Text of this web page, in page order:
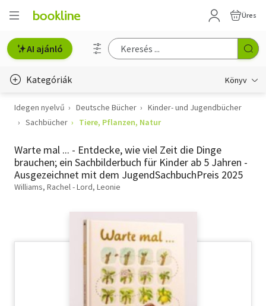
Üres
AI ajánló
Kategóriák Könyv
Életmód, egészség
Gyermek- és ifjúsági
Hobbi, szabadidő
Szótár, nyelvkönyv
Idegen nyelvű Deutsche Bücher
Kinder- und Jugendbücher
Sachbücher
Tiere, Pflanzen, Natur
Warte mal ... - Entdecke, wie viel Zeit die Dinge
brauchen; ein Sachbilderbuch für Kinder ab 5 Jahren -
Ausgezeichnet mit dem JugendSachbuchPreis 2025
Williams, Rachel - Lord, Leonie